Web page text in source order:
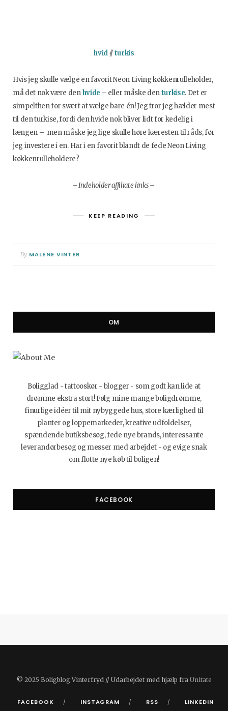
hvid//turkis
Hvis jeg skulle vælge en favorit Neon Living køkkenrulleholder,
må det nok være denhvide – eller måske denturkise. Det er
simpelthen for svært at vælge bare én! Jeg tror jeg hælder mest
til den turkise, fordi den hvide nok bliver lidt for kedelig i
længen – men måske jeg lige skulle høre kæresten til råds, før
jeg investere i en. Har i en favorit blandt de fede Neon Living
køkkenrulleholdere?
– Indeholder affiliate links –
KEEP READING
By MALENE VINTER
OM
Boligglad - tattooskør - blogger - som godt kan lide at
drømme ekstra stort! Følg mine mange boligdrømme,
finurlige idéer til mit nybyggede hus, store kærlighed til
planter og loppemarkeder, kreative udfoldelser,
spændende butiksbesøg, fede nye brands, interessante
leverandørbesøg og messer med arbejdet - og evige snak
om flotte nye køb til boligen!
FACEBOOK
© 2025 Boligblog Vinterfryd // Udarbejdet med hjælp fra Unitate
FACEBOOK INSTAGRAM RSS LINKEDIN